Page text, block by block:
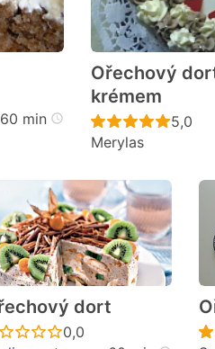
60 min
Ořechový
krémem
5,0
Merylas
dort
Recept ještě nebyl
0,0